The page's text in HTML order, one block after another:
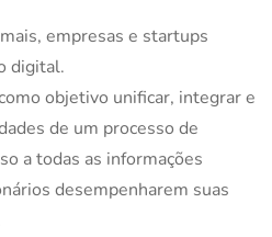
empresas e startups
digital.
objetivo unificar, integrar e
de um processo de
a todas as informações
desempenharem suas